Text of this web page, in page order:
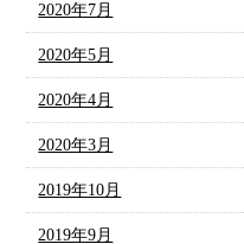
2020年7月
2020年5月
2020年4月
2020年3月
2019年10月
2019年9月